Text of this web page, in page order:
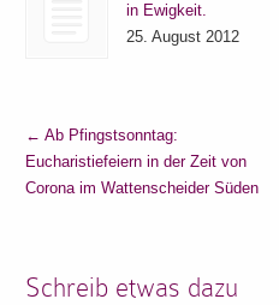
in Ewigkeit.
25. August 2012
← Ab Pfingstsonntag:
Eucharistiefeiern in der Zeit von
Corona im Wattenscheider Süden
Schreib etwas dazu